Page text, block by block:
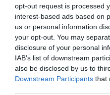
opt-out request is processed
interest-based ads based on
us or personal information
your opt-out. You may
disclosure of your personal
IAB’s list of downstream
also be disclosed by us to
Downstream Participants that